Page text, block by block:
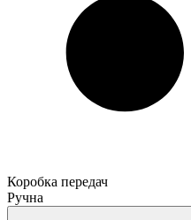
Коробка передач
Ручна